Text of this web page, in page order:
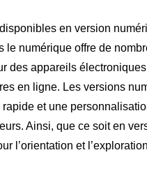
en version
le numérique offre de
des appareils
en ligne. Les versions
et une
Ainsi, que ce soit en
l’orientation et